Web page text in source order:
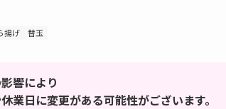
揚げ 替玉
響により
業日に変更がある可能性がございます。